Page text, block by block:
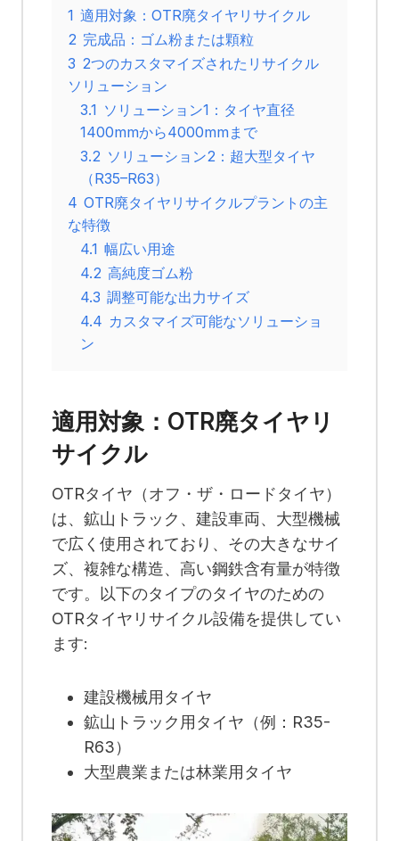
1 適用対象：OTR廃タイヤリサイクル
2 完成品：ゴム粉または顆粒
3 2つのカスタマイズされたリサイクル
ソリューション
3.1 ソリューション1：タイヤ直径
1400mmから4000mmまで
3.2 ソリューション2：超大型タイヤ
（R35–R63）
4 OTR廃タイヤリサイクルプラントの主
な特徴
4.1 幅広い用途
4.2 高純度ゴム粉
4.3 調整可能な出力サイズ
4.4 カスタマイズ可能なソリューショ
ン
適用対象：OTR廃タイヤリ
サイクル
OTRタイヤ（オフ・ザ・ロードタイヤ）
は、鉱山トラック、建設車両、大型機械
で広く使用されており、その大きなサイ
ズ、複雑な構造、高い鋼鉄含有量が特徴
です。以下のタイプのタイヤのための
OTRタイヤリサイクル設備を提供してい
ます:
建設機械用タイヤ
鉱山トラック用タイヤ（例：R35-
R63）
大型農業または林業用タイヤ